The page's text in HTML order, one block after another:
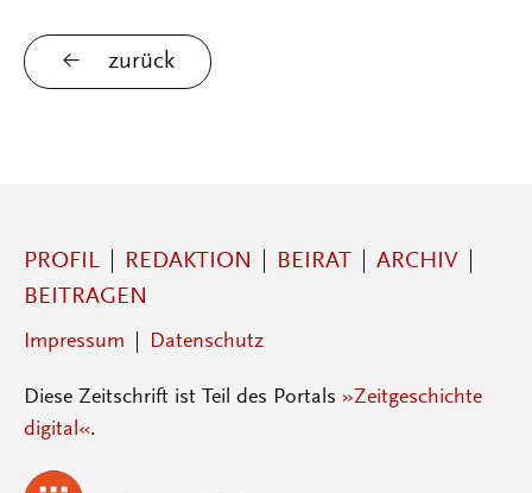
zurück
PROFIL REDAKTION BEIRAT
ARCHIV
BEITRAGEN
Impressum Datenschutz
Diese Zeitschrift ist Teil des Portals »Zeitgeschichte
digital«.